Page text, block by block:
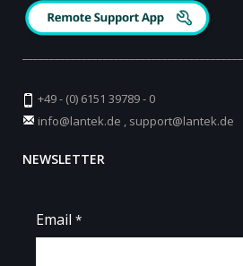
+49 - (0) 6151 39789 - 0
info@lantek.de , support@lantek.de
NEWSLETTER